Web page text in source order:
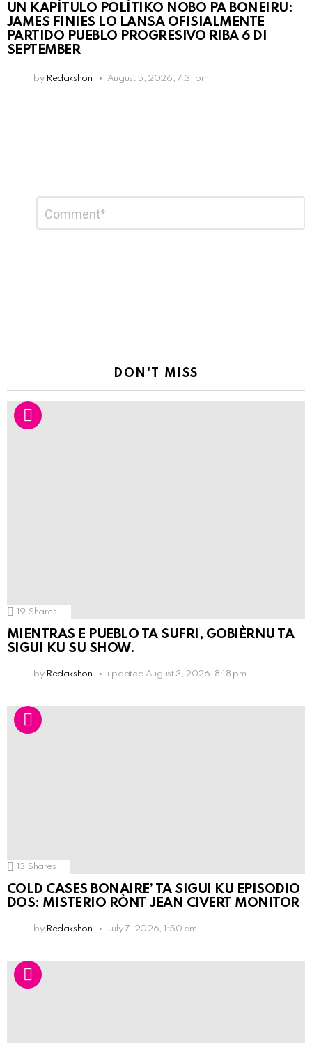
UN KAPÍTULO POLÍTIKO NOBO PA BONEIRU:
JAMES FINIES LO LANSA OFISIALMENTE
PARTIDO PUEBLO PROGRESIVO RIBA 6 DI
SEPTEMBER
by Redakshon August 5, 2026, 7:31 pm
Reply
DON'T MISS
19 Shares
MIENTRAS E PUEBLO TA SUFRI, GOBIÈRNU TA
SIGUI KU SU SHOW.
by Redakshon updated August 3, 2026, 8:18 pm
13 Shares
COLD CASES BONAIRE’ TA SIGUI KU EPISODIO
DOS: MISTERIO RÒNT JEAN CIVERT MONITOR
by Redakshon July 7, 2026, 1:50 am